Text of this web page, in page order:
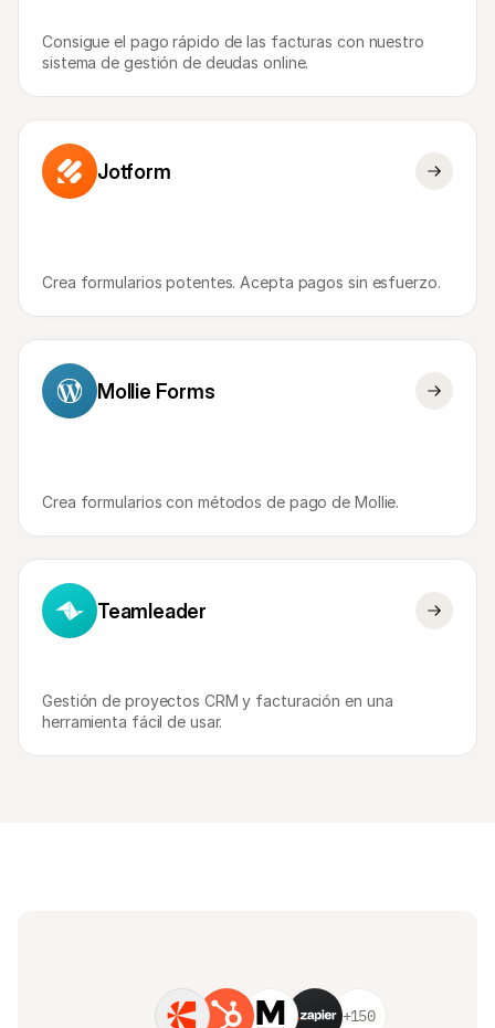
Consigue el pago rápido de las facturas con nuestro
sistema de gestión de deudas online.
Jotform
Crea formularios potentes. Acepta pagos sin esfuerzo.
Mollie Forms
Crea formularios con métodos de pago de Mollie.
Teamleader
Gestión de proyectos CRM y facturación en una
herramienta fácil de usar.
+150
Clientes de Mollie
Contactar equipo de atención al cliente